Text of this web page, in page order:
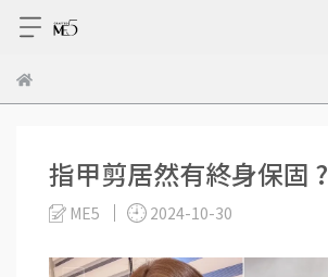
指甲剪居然有終身保固 ?
ME5 2024-10-30